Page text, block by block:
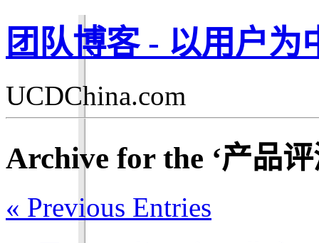
团队博客 - 以用户为
UCDChina.com
Archive for the ‘产品
« Previous Entries